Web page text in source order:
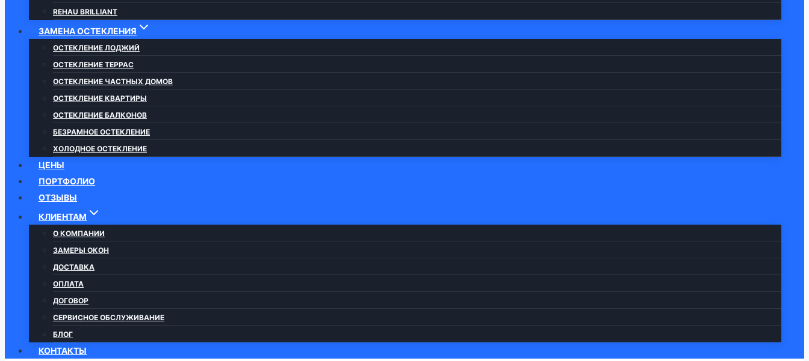
REHAU BRILLIANT
ЗАМЕНА ОСТЕКЛЕНИЯ
ОСТЕКЛЕНИЕ ЛОДЖИЙ
ОСТЕКЛЕНИЕ ТЕРРАС
ОСТЕКЛЕНИЕ ЧАСТНЫХ ДОМОВ
ОСТЕКЛЕНИЕ КВАРТИРЫ
ОСТЕКЛЕНИЕ БАЛКОНОВ
БЕЗРАМНОЕ ОСТЕКЛЕНИЕ
ХОЛОДНОЕ ОСТЕКЛЕНИЕ
ЦЕНЫ
ПОРТФОЛИО
ОТЗЫВЫ
КЛИЕНТАМ
О КОМПАНИИ
ЗАМЕРЫ ОКОН
ДОСТАВКА
ОПЛАТА
ДОГОВОР
СЕРВИСНОЕ ОБСЛУЖИВАНИЕ
БЛОГ
КОНТАКТЫ